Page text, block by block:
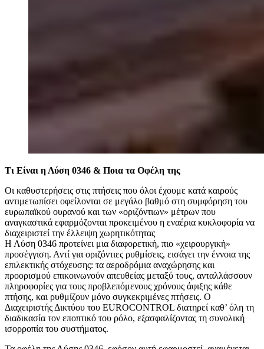
Τι Είναι η Λύση 0346 & Ποια τα Οφέλη της
Οι καθυστερήσεις στις πτήσεις που όλοι έχουμε κατά καιρούς
αντιμετωπίσει οφείλονται σε μεγάλο βαθμό στη συμφόρηση του
ευρωπαϊκού ουρανού και των «οριζόντιων» μέτρων που
αναγκαστικά εφαρμόζονται προκειμένου η εναέρια κυκλοφορία να
διαχειριστεί την έλλειψη χωρητικότητας
Η Λύση 0346 προτείνει μια διαφορετική, πιο «χειρουργική»
προσέγγιση. Αντί για οριζόντιες ρυθμίσεις, εισάγει την έννοια της
επιλεκτικής στόχευσης: τα αεροδρόμια αναχώρησης και
προορισμού επικοινωνούν απευθείας μεταξύ τους, ανταλλάσσουν
πληροφορίες για τους προβλεπόμενους χρόνους άφιξης κάθε
πτήσης, και ρυθμίζουν μόνο συγκεκριμένες πτήσεις. Ο
Διαχειριστής Δικτύου του EUROCONTROL διατηρεί καθ’ όλη τη
διαδικασία τον εποπτικό του ρόλο, εξασφαλίζοντας τη συνολική
ισορροπία του συστήματος.